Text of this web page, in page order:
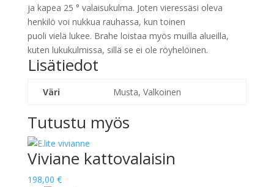
ja kapea 25 ° valaisukulma. Joten vieressäsi oleva
henkilö voi nukkua rauhassa, kun toinen
puoli vielä lukee. Brahe loistaa myös muilla alueilla,
kuten lukukulmissa, sillä se ei ole röyhelöinen.
Lisätiedot
Väri Musta, Valkoinen
Tutustu myös
Viviane kattovalaisin
198,00 €